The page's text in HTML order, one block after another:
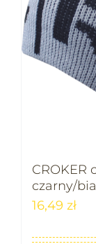
CROKER
czarny/
16,49 zł